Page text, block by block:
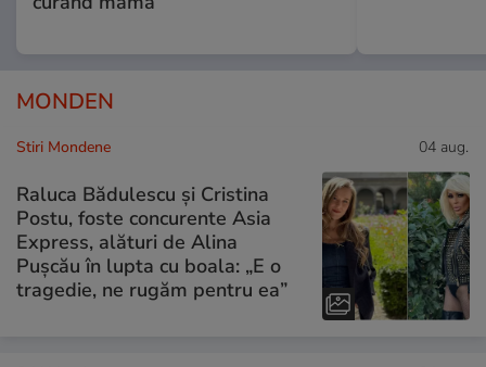
MONDEN
Stiri Mondene 04 aug.
Raluca Bădulescu și Cristina
Postu, foste concurente Asia
Express, alături de Alina
Pușcău în lupta cu boala: „E o
tragedie, ne rugăm pentru ea”